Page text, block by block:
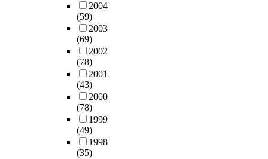
2004
(59)
2003
(69)
2002
(78)
2001
(43)
2000
(78)
1999
(49)
1998
(35)